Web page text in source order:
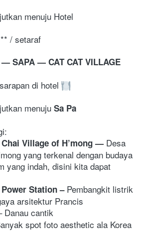
menuju Hotel
/ setaraf
SAPA — CAT CAT VILLAGE
di hotel
menuju Sa Pa
Village of H’mong — Desa
yang terkenal dengan budaya
yang indah, disini kita dapat
Station – Pembangkit listrik
arsitektur Prancis
Danau cantik
spot foto aesthetic ala Korea